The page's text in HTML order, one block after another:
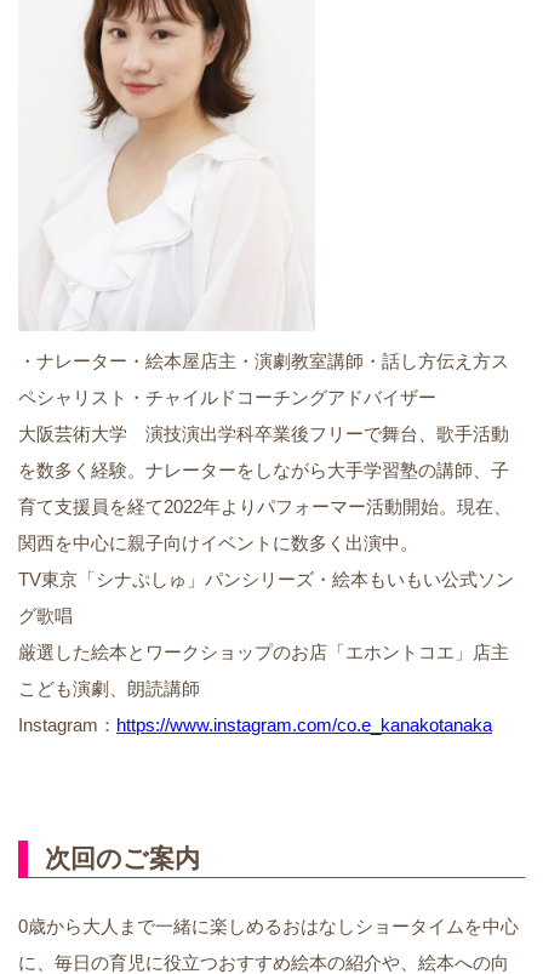
・ナレーター・絵本屋店主・演劇教室講師・話し方伝え方ス
ペシャリスト・チャイルドコーチングアドバイザー
大阪芸術大学 演技演出学科卒業後フリーで舞台、歌手活動
を数多く経験。ナレーターをしながら大手学習塾の講師、子
育て支援員を経て2022年よりパフォーマー活動開始。現在、
関西を中心に親子向けイベントに数多く出演中。
TV東京「シナぷしゅ」パンシリーズ・絵本もいもい公式ソン
グ歌唱
厳選した絵本とワークショップのお店「エホントコエ」店主
こども演劇、朗読講師
Instagram： https://www.instagram.com/co.e_kanakotanaka
次回のご案内
0歳から大人まで一緒に楽しめるおはなしショータイムを中心
に、毎日の育児に役立つおすすめ絵本の紹介や、絵本への向